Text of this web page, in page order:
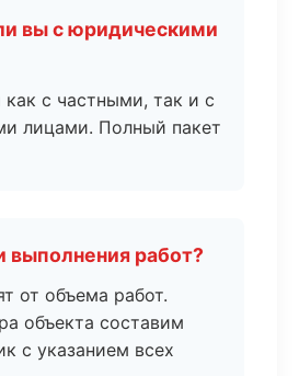
вы с юридическими
с частными, так и с
лицами. Полный пакет
выполнения работ?
от объема работ.
объекта составим
с указанием всех